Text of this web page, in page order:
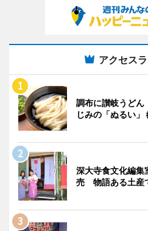
アクセス
調布に讃岐うど
じみの「ぬるい」
深大寺食文化編集
売 物語ある土産